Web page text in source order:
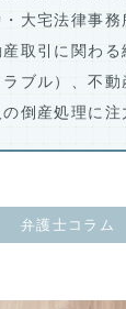
大宅法律事
取引に関わる
ブル）、不
倒産処理に注
弁護士コラム